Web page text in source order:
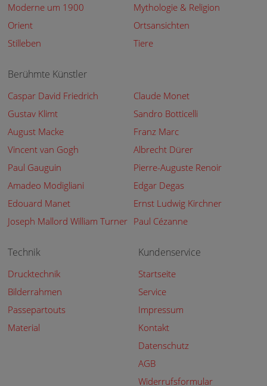
Moderne um 1900
Mythologie & Religion
Orient
Ortsansichten
Stilleben
Tiere
Berühmte Künstler
Caspar David Friedrich
Claude Monet
Gustav Klimt
Sandro Botticelli
August Macke
Franz Marc
Vincent van Gogh
Albrecht Dürer
Paul Gauguin
Pierre-Auguste Renoir
Amadeo Modigliani
Edgar Degas
Edouard Manet
Ernst Ludwig Kirchner
Joseph Mallord William Turner Paul Cézanne
Technik
Drucktechnik
Bilderrahmen
Passepartouts
Material
Kundenservice
Startseite
Service
Impressum
Kontakt
Datenschutz
AGB
Widerrufsformular